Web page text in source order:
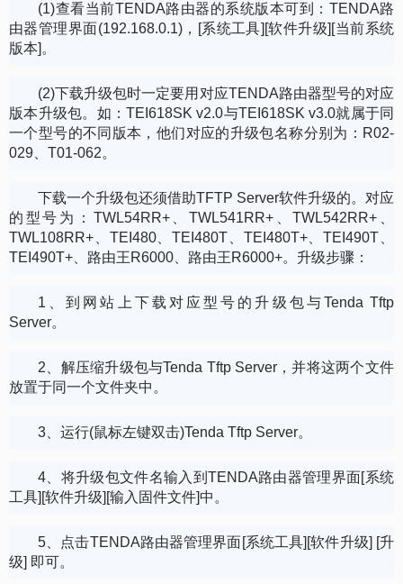
(1)查看当前TENDA路由器的系统版本可到：TENDA路
由器管理界面(192.168.0.1)，[系统工具][软件升级][当前系统
版本]。
(2)下载升级包时一定要用对应TENDA路由器型号的对应
版本升级包。如：TEI618SK v2.0与TEI618SK v3.0就属于同
一个型号的不同版本，他们对应的升级包名称分别为：R02-
029、T01-062。
下载一个升级包还须借助TFTP Server软件升级的。对应
的型号为：TWL54RR+、TWL541RR+、TWL542RR+、
TWL108RR+、TEI480、TEI480T、TEI480T+、TEI490T、
TEI490T+、路由王R6000、路由王R6000+。升级步骤：
1、到网站上下载对应型号的升级包与Tenda Tftp
Server。
2、解压缩升级包与Tenda Tftp Server，并将这两个文件
放置于同一个文件夹中。
3、运行(鼠标左键双击)Tenda Tftp Server。
4、将升级包文件名输入到TENDA路由器管理界面[系统
工具][软件升级][输入固件文件]中。
5、点击TENDA路由器管理界面[系统工具][软件升级] [升
级] 即可。